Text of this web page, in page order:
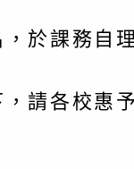
時至5
育館（
號）
年度
鑑定二
處115
處115
於課務自
請各校惠